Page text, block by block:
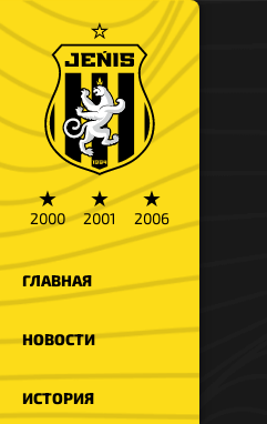
★
2000
★
2001
★
2006
ГЛАВНАЯ
НОВОСТИ
ИСТОРИЯ